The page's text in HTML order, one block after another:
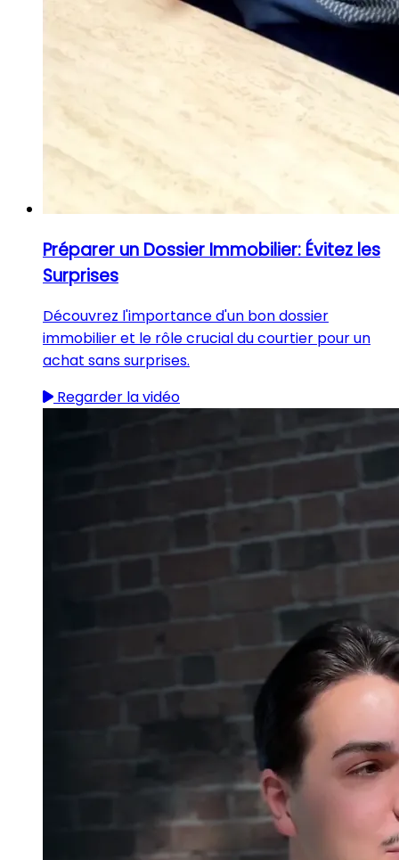
Préparer un Dossier Immobilier: Évitez les
Surprises
Découvrez l'importance d'un bon dossier
immobilier et le rôle crucial du courtier pour un
achat sans surprises.
Regarder la vidéo